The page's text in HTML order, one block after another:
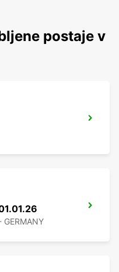
postaje v
GERMANY